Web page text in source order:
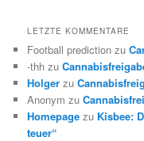
LETZTE KOMMENTARE
Football prediction zu
-thh zu
Holger zu
Anonym zu
Homepage zu Kisbee:
teuer“